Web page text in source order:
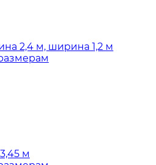
2,4 м, ширина 1,2 м
м